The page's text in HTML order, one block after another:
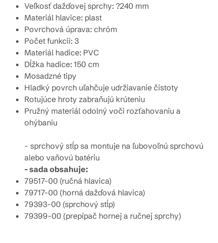
Veľkosť dažďovej sprchy: ?240 mm
Materiál hlavice: plast
Povrchová úprava: chróm
Počet funkcií: 3
Materiál hadice: PVC
Dĺžka hadice: 150 cm
Mosadzné tipy
Hladký povrch uľahčuje udržiavanie čistoty
Rotujúce hroty zabraňujú krúteniu
Pružný materiál odolný voči rozťahovaniu a
ohýbaniu
- sprchový stĺp sa montuje na ľubovoľnú sprchovú
alebo vaňovú batériu
- sada obsahuje:
79517-00 (ručná hlavica)
79717-00 (horná dažďová hlavica)
79393-00 (sprchový stĺp)
79399-00 (prepípač hornej a ručnej sprchy)